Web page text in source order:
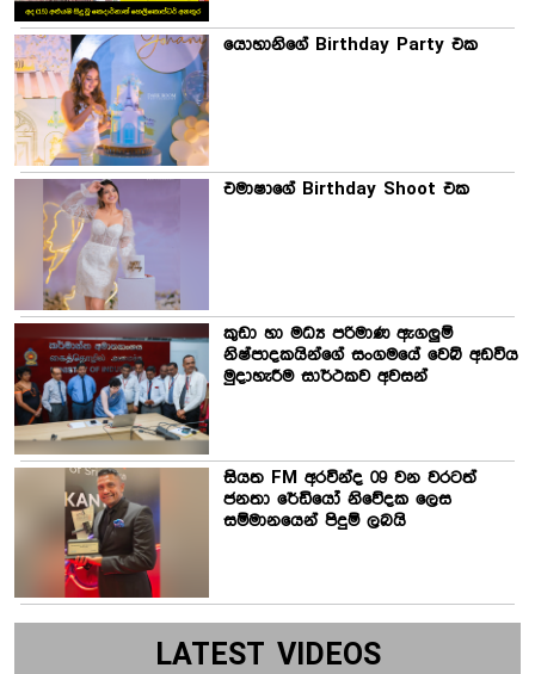
යොහානිගේ Birthday Party එක
එමාෂාගේ Birthday Shoot එක
කුඩා හා මධ්‍ය පරිමාණ ඇගලුම්
නිෂ්පාදකයින්ගේ සංගමයේ වෙබ් අඩවිය
මුදාහැරීම සාර්ථකව අවසන්
සියත FM අරවින්ද 09 වන වරටත්
ජනතා රේඩියෝ නිවේදක ලෙස
සම්මානයෙන් පිදුම් ලබයි
LATEST VIDEOS